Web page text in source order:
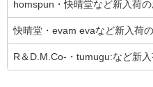
homspun・快晴堂など新入荷
快晴堂・evam evaなど新入荷
R＆D.M.Co-・tumugu:など新